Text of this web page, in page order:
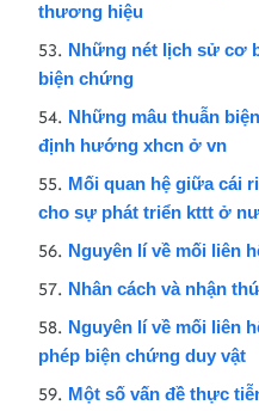
thương hiệu
Những nét lịch sử cơ
biện chứng
Những mâu thuẫn
định hướng xhcn ở vn
Mối quan hệ giữa cái
cho sự phát triển kttt ở
Nguyên lí về mối liên
Nhân cách và nhận
Nguyên lí về mối liên
phép biện chứng duy vật
Một số vấn đề thực